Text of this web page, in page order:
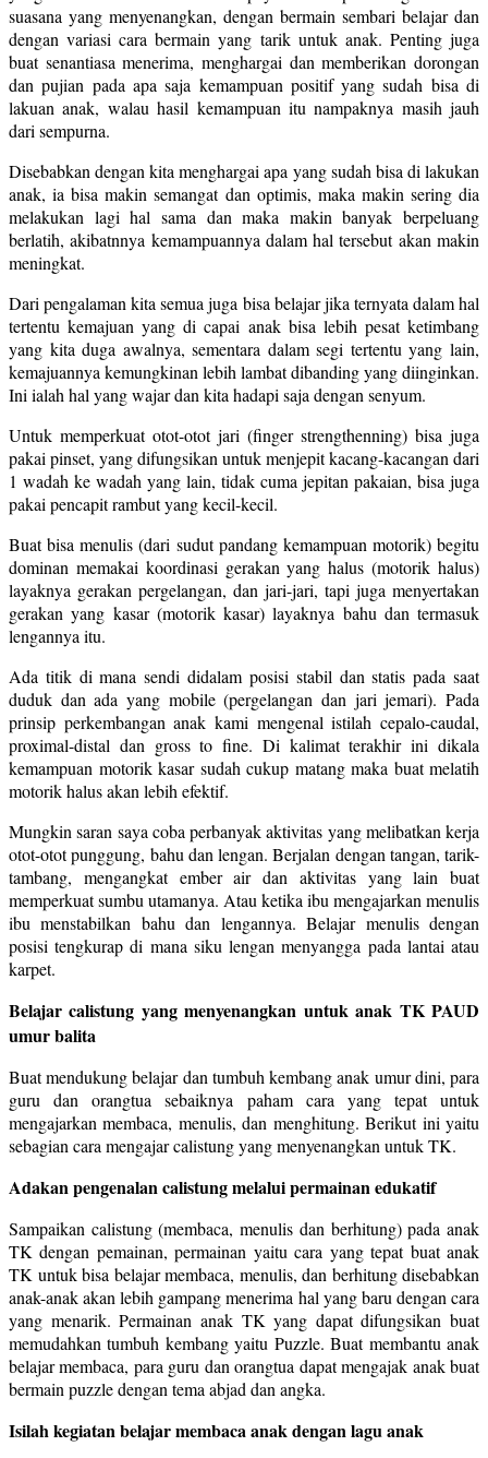
suasana yang menyenangkan, dengan bermain sembari belajar dan
dengan variasi cara bermain yang tarik untuk anak. Penting juga
buat senantiasa menerima, menghargai dan memberikan dorongan
dan pujian pada apa saja kemampuan positif yang sudah bisa di
lakuan anak, walau hasil kemampuan itu nampaknya masih jauh
dari sempurna.
Disebabkan dengan kita menghargai apa yang sudah bisa di lakukan
anak, ia bisa makin semangat dan optimis, maka makin sering dia
melakukan lagi hal sama dan maka makin banyak berpeluang
berlatih, akibatnnya kemampuannya dalam hal tersebut akan makin
meningkat.
Dari pengalaman kita semua juga bisa belajar jika ternyata dalam hal
tertentu kemajuan yang di capai anak bisa lebih pesat ketimbang
yang kita duga awalnya, sementara dalam segi tertentu yang lain,
kemajuannya kemungkinan lebih lambat dibanding yang diinginkan.
Ini ialah hal yang wajar dan kita hadapi saja dengan senyum.
Untuk memperkuat otot-otot jari (finger strengthenning) bisa juga
pakai pinset, yang difungsikan untuk menjepit kacang-kacangan dari
1 wadah ke wadah yang lain, tidak cuma jepitan pakaian, bisa juga
pakai pencapit rambut yang kecil-kecil.
Buat bisa menulis (dari sudut pandang kemampuan motorik) begitu
dominan memakai koordinasi gerakan yang halus (motorik halus)
layaknya gerakan pergelangan, dan jari-jari, tapi juga menyertakan
gerakan yang kasar (motorik kasar) layaknya bahu dan termasuk
lengannya itu.
Ada titik di mana sendi didalam posisi stabil dan statis pada saat
duduk dan ada yang mobile (pergelangan dan jari jemari). Pada
prinsip perkembangan anak kami mengenal istilah cepalo-caudal,
proximal-distal dan gross to fine. Di kalimat terakhir ini dikala
kemampuan motorik kasar sudah cukup matang maka buat melatih
motorik halus akan lebih efektif.
Mungkin saran saya coba perbanyak aktivitas yang melibatkan kerja
otot-otot punggung, bahu dan lengan. Berjalan dengan tangan, tarik-
tambang, mengangkat ember air dan aktivitas yang lain buat
memperkuat sumbu utamanya. Atau ketika ibu mengajarkan menulis
ibu menstabilkan bahu dan lengannya. Belajar menulis dengan
posisi tengkurap di mana siku lengan menyangga pada lantai atau
karpet.
Belajar calistung yang menyenangkan untuk anak TK PAUD
umur balita
Buat mendukung belajar dan tumbuh kembang anak umur dini, para
guru dan orangtua sebaiknya paham cara yang tepat untuk
mengajarkan membaca, menulis, dan menghitung. Berikut ini yaitu
sebagian cara mengajar calistung yang menyenangkan untuk TK.
Adakan pengenalan calistung melalui permainan edukatif
Sampaikan calistung (membaca, menulis dan berhitung) pada anak
TK dengan pemainan, permainan yaitu cara yang tepat buat anak
TK untuk bisa belajar membaca, menulis, dan berhitung disebabkan
anak-anak akan lebih gampang menerima hal yang baru dengan cara
yang menarik. Permainan anak TK yang dapat difungsikan buat
memudahkan tumbuh kembang yaitu Puzzle. Buat membantu anak
belajar membaca, para guru dan orangtua dapat mengajak anak buat
bermain puzzle dengan tema abjad dan angka.
Isilah kegiatan belajar membaca anak dengan lagu anak